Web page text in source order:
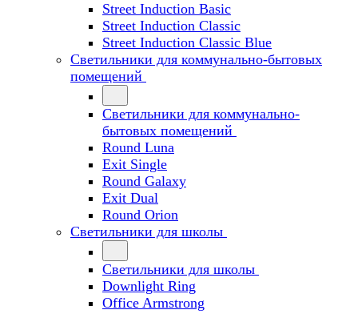
Street Induction Basic
Street Induction Classic
Street Induction Classic Blue
Светильники для коммунально-бытовых
помещений
Светильники для коммунально-
бытовых помещений
Round Luna
Exit Single
Round Galaxy
Exit Dual
Round Orion
Светильники для школы
Светильники для школы
Downlight Ring
Office Armstrong